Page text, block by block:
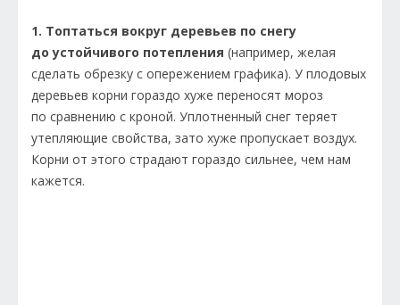
1. Топтаться вокруг деревьев по снегу
до устойчивого потепления (например, желая
сделать обрезку с опережением графика). У плодовых
деревьев корни гораздо хуже переносят мороз
по сравнению с кроной. Уплотненный снег теряет
утепляющие свойства, зато хуже пропускает воздух.
Корни от этого страдают гораздо сильнее, чем нам
кажется.